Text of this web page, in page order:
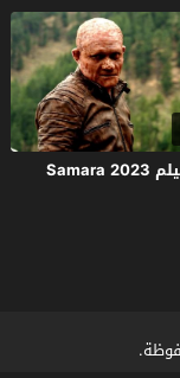
مشاهدة فيلم Samara 2023